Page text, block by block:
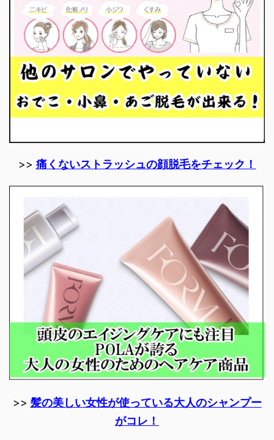
>> 痛くないストラッシュの顔脱毛をチェック！
>> 髪の美しい女性が使っている大人のシャンプー
がコレ！